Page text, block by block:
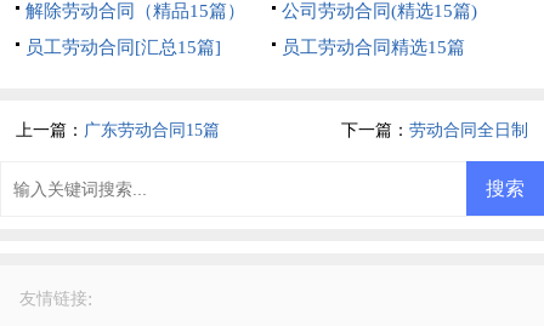
解除劳动合同（精品15篇）
公司劳动合同(精选15篇)
员工劳动合同[汇总15篇]
员工劳动合同精选15篇
上一篇： 广东劳动合同15篇 下一篇： 劳动合同全日制
友情链接: